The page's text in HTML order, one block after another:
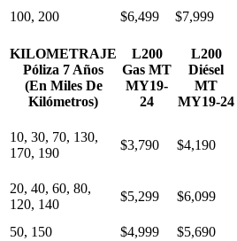
100, 200
$6,499 $7,999
KILOMETRAJE
Póliza 7 Años
(En Miles De
Kilómetros)
L200
Gas MT
MY19-
24
L200
Diésel
MT
MY19-24
10, 30, 70, 130,
170, 190
$3,790 $4,190
20, 40, 60, 80,
120, 140
$5,299 $6,099
50, 150
$4,999 $5,690